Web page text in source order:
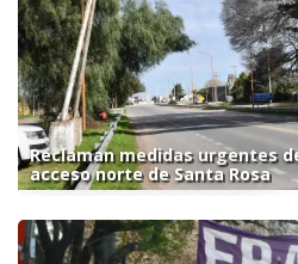
Reclaman medidas urgentes
acceso norte de Santa Rosa